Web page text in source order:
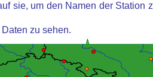
sie, um den Namen der Station
zu sehen.